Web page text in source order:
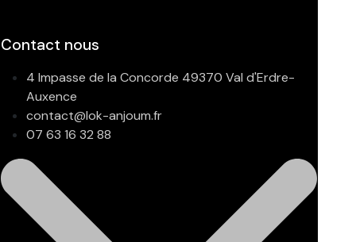
Contact nous
4 Impasse de la Concorde 49370 Val d'Erdre-
Auxence
contact@lok-anjoum.fr
07 63 16 32 88